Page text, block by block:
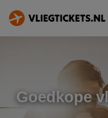
Goedkope